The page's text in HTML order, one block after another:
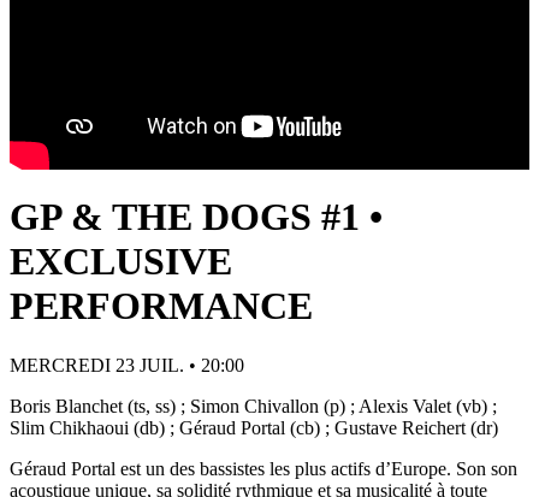
GP & THE DOGS #1 •
EXCLUSIVE
PERFORMANCE
MERCREDI 23 JUIL. • 20:00
Boris Blanchet (ts, ss) ; Simon Chivallon (p) ; Alexis Valet (vb) ;
Slim Chikhaoui (db) ; Géraud Portal (cb) ; Gustave Reichert (dr)
Géraud Portal est un des bassistes les plus actifs d’Europe. Son son
acoustique unique, sa solidité rythmique et sa musicalité à toute